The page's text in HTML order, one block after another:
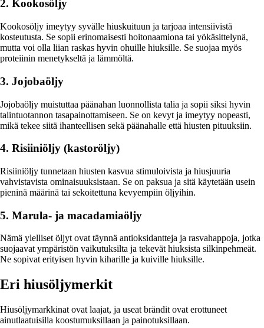
2. Kookosöljy
Kookosöljy imeytyy syvälle hiuskuituun ja tarjoaa intensiivistä
kosteutusta. Se sopii erinomaisesti hoitonaamiona tai yökäsittelynä,
mutta voi olla liian raskas hyvin ohuille hiuksille. Se suojaa myös
proteiinin menetykseltä ja lämmöltä.
3. Jojobaöljy
Jojobaöljy muistuttaa päänahan luonnollista talia ja sopii siksi hyvin
talintuotannon tasapainottamiseen. Se on kevyt ja imeytyy nopeasti,
mikä tekee siitä ihanteellisen sekä päänahalle että hiusten pituuksiin.
4. Risiiniöljy (kastoröljy)
Risiiniöljy tunnetaan hiusten kasvua stimuloivista ja hiusjuuria
vahvistavista ominaisuuksistaan. Se on paksua ja sitä käytetään usein
pieninä määrinä tai sekoitettuna kevyempiin öljyihin.
5. Marula- ja macadamiaöljy
Nämä ylelliset öljyt ovat täynnä antioksidantteja ja rasvahappoja, jotka
suojaavat ympäristön vaikutuksilta ja tekevät hiuksista silkinpehmeät.
Ne sopivat erityisen hyvin kiharille ja kuiville hiuksille.
Eri hiusöljymerkit
Hiusöljymarkkinat ovat laajat, ja useat brändit ovat erottuneet
ainutlaatuisilla koostumuksillaan ja painotuksillaan.